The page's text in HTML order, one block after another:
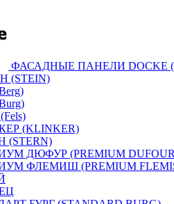
ФАСАДНЫЕ ПАНЕЛИ DOCKE
(STEIN)
(KLINKER)
(STERN)
ДЮФУР (PREMIUM
ФЛЕМИШ (PREMIUM